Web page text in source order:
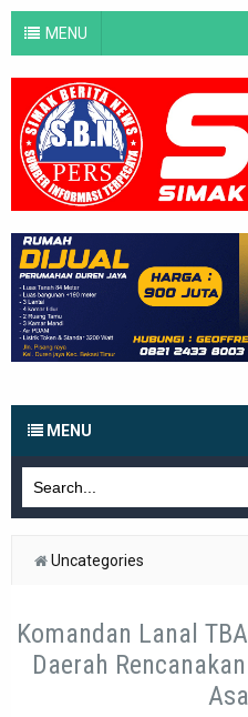
MENU
MENU
Uncategories
Komandan Lanal
Daerah